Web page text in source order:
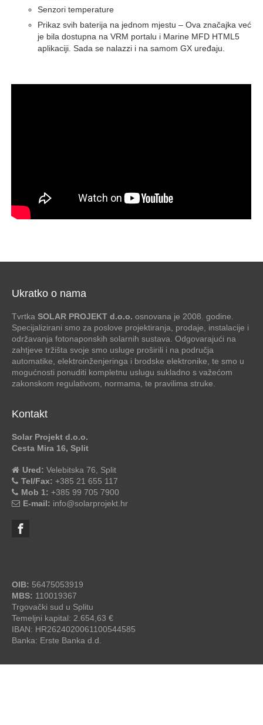
Senzori temperature
Prikaz svih baterija na jednom mjestu – Ova značajka već
je bila dostupna na VRM portalu i Marine MFD HTML5
aplikaciji. Sada se nalazzi i na samom GX uređaju.
Ukratko o nama
Tvrtka SOLAR PROJEKT d.o.o. osnovana je 2008. godine.
Specijalizirani smo za poslove projektiranja, prodaje, instalacije i
održavanja fotonaponskih solarnih sustava. Odgovarajući na
zahtjeve tržišta svoje smo usluge proširili i na područja
automatike, elektroinženjeringa i brodske elektronike, te smo u
mogućnosti ponuditi kompletnu uslugu sukladno s važećom
zakonskom regulativom, normama, te pravilima struke.
Kontakt
Solar Projekt d.o.o.
Cesta Mira 16, Split
Ured: Velebitska 76, Split
Tel/Fax: +385 21 655 117
Mob 1: +385 99 705 7900
E-mail: info@solarprojekt.hr
OIB: 56475053919
MBS: 110019367
Trgovački sud u Splitu
Temeljni kapital: 2.654,63 €
IBAN: HR2624020061100544585
Banka: Erste Banka d.d.